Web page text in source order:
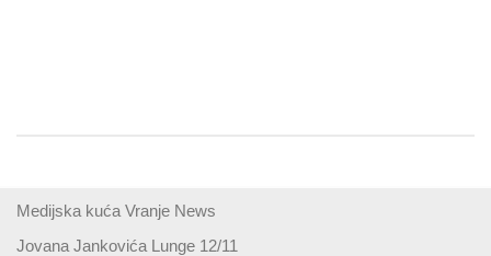
Medijska kuća Vranje News
Jovana Jankovića Lunge 12/11